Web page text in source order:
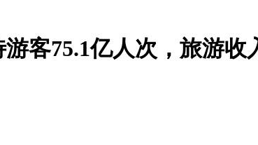
客75.1亿人次，旅游收